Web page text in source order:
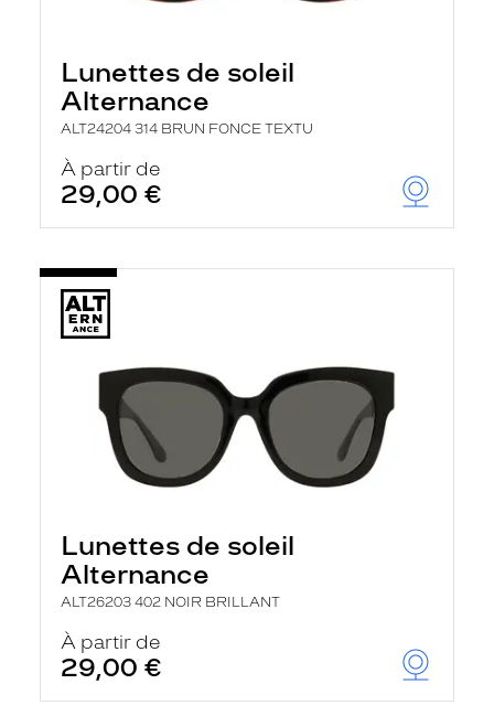
Lunettes de soleil
Alternance
ALT24204 314 BRUN FONCE TEXTU
À partir de
29,00 €
Lunettes de soleil
Alternance
ALT26203 402 NOIR BRILLANT
À partir de
29,00 €